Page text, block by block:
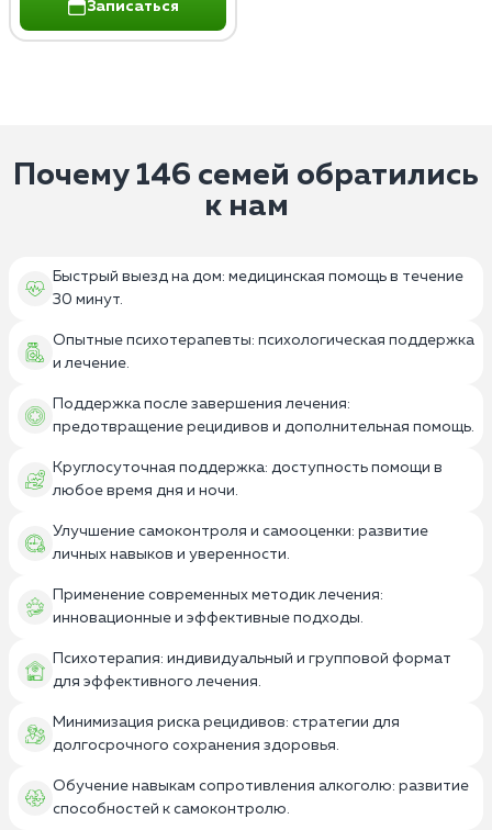
Записаться
Почему 146 семей обратились
к нам
Быстрый выезд на дом: медицинская помощь в течение
30 минут.
Опытные психотерапевты: психологическая поддержка
и лечение.
Поддержка после завершения лечения:
предотвращение рецидивов и дополнительная помощь.
Круглосуточная поддержка: доступность помощи в
любое время дня и ночи.
Улучшение самоконтроля и самооценки: развитие
личных навыков и уверенности.
Применение современных методик лечения:
инновационные и эффективные подходы.
Психотерапия: индивидуальный и групповой формат
для эффективного лечения.
Минимизация риска рецидивов: стратегии для
долгосрочного сохранения здоровья.
Обучение навыкам сопротивления алкоголю: развитие
способностей к самоконтролю.